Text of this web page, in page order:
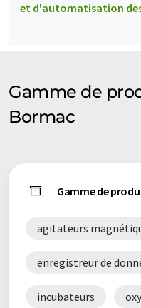
et d'automatisation
Gamme de
Bormac
Gamme de
agitateurs
enregistreur de
incubateurs